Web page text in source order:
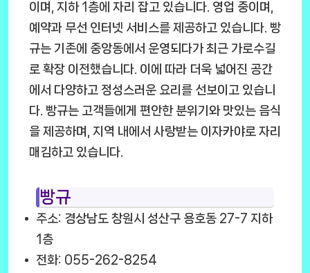
이며, 지하 1층에 자리 잡고 있습니다. 영업 중이며,
예약과 무선 인터넷 서비스를 제공하고 있습니다. 빵
규는 기존에 중앙동에서 운영되다가 최근 가로수길
로 확장 이전했습니다. 이에 따라 더욱 넓어진 공간
에서 다양하고 정성스러운 요리를 선보이고 있습니
다. 빵규는 고객들에게 편안한 분위기와 맛있는 음식
을 제공하며, 지역 내에서 사랑받는 이자카야로 자리
매김하고 있습니다.
빵규
주소: 경상남도 창원시 성산구 용호동 27-7 지하
1층
전화: 055-262-8254